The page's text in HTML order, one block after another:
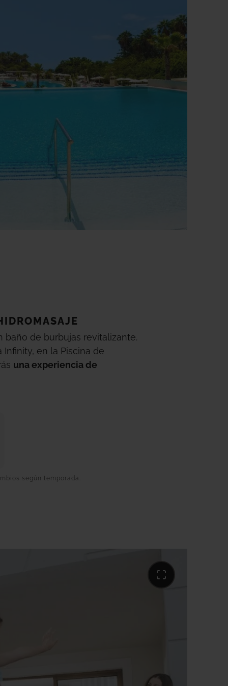
baño de burbujas revitalizante.
Infinity, en la Piscina de
una experiencia de
según temporada.